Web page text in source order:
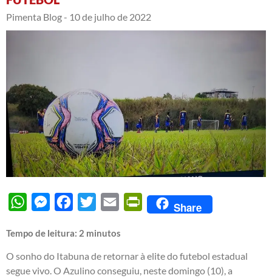
Pimenta Blog - 10 de julho de 2022
WhatsAppMessengerFacebook
Twitter Email PrintFriendly
Share
Tempo de leitura: 2 minutos
O sonho do Itabuna de retornar à elite do futebol estadual
segue vivo. O Azulino conseguiu, neste domingo (10), a